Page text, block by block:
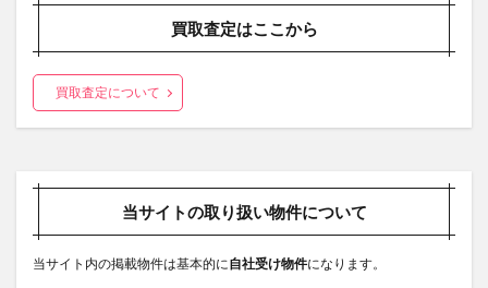
買取査定はここから
買取査定について
当サイトの取り扱い物件について
当サイト内の掲載物件は基本的に自社受け物件になります。